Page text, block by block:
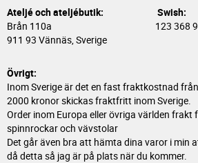
Ateljé och ateljébutik: Swish:
Brån 110a 123 368 92
911 93 Vännäs, Sverige
Övrigt:
Inom Sverige är det en fast fraktkostnad
2000 kronor skickas fraktfritt inom Sverige.
Order inom Europa eller övriga världen frakt
spinnrockar och vävstolar
Det går även bra att hämta dina varor i min
då detta så jag är på plats när du kommer.